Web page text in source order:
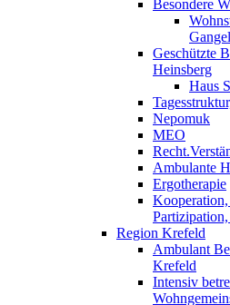
Besondere
Geschützte
Heinsberg
Haus
Nepomuk
MEO
Ambulante
Ergotherapie
Region Krefeld
Ambulant
Krefeld
Intensiv